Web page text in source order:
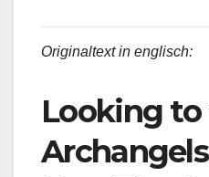
Originaltext in englisch:
Looking